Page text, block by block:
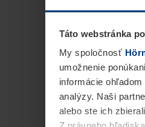
Táto webstránka
My spoločnosť
umožnenie
informácie
analýzy. Naši
alebo ste ich